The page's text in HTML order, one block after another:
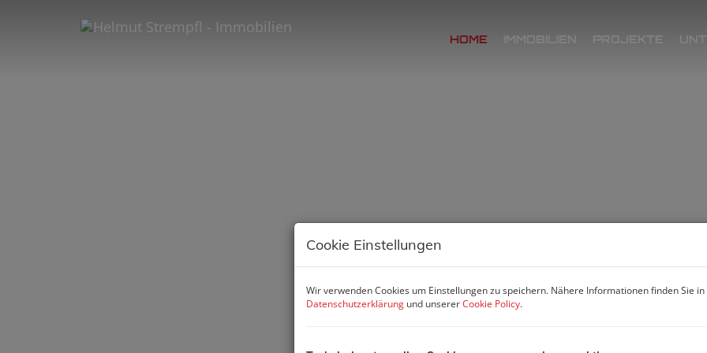
HOME IMMOBILIEN PROJEKTE
Cookie Einstellungen
Wir verwenden Cookies um Einstellungen zu speichern. Nähere Informationen finden Sie
Datenschutzerklärung und unsererCookie Policy.